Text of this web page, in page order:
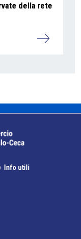
della rete
Info utili